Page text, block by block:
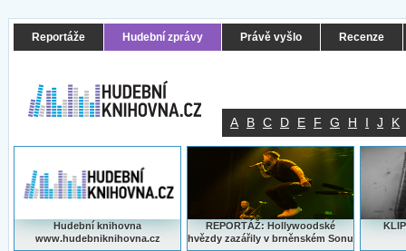
Reportáže Hudební zprávy Právě vyšlo Recenze
A B C D E F G H I J K
Hudební knihovna
www.hudebniknihovna.cz
REPORTÁŽ: Hollywoodské
hvězdy zazářily v brněnském Sonu